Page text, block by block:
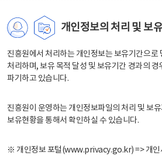
개인정보의 처리 및 보
진흥원에서 처리하는 개인정보는 보유기간으로
처리하며, 보유 목적 달성 및 보유기간 경과의
파기하고 있습니다.
진흥원이 운영하는 개인정보파일의 처리 및 보
보유현황을 통해서 확인하실 수 있습니다.
※ 개인정보 포털(www.privacy.go.kr) => 개인